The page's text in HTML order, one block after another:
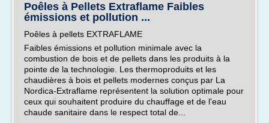
Poêles à Pellets Extraflame Faibles
émissions et pollution ...
Poêles à pellets EXTRAFLAME
Faibles émissions et pollution minimale avec la
combustion de bois et de pellets dans les produits à la
pointe de la technologie. Les thermoproduits et les
chaudières à bois et pellets modernes conçus par La
Nordica-Extraflame représentent la solution optimale pour
ceux qui souhaitent produire du chauffage et de l'eau
chaude sanitaire dans le respect total de...